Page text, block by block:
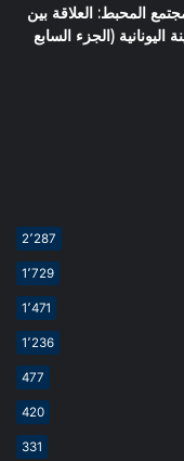
المحبط: العلاقة بين
اليونانية (الجزء السابع
2٬287
1٬729
1٬471
1٬236
477
420
331